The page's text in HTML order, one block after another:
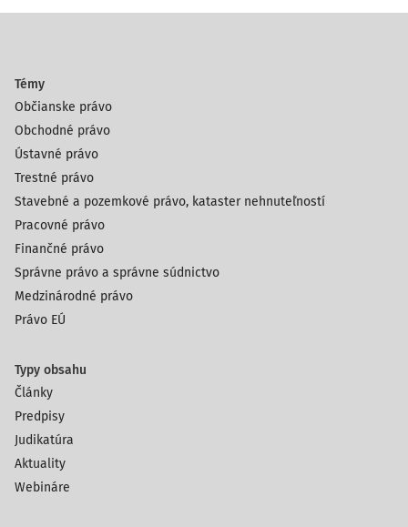
Témy
Občianske právo
Obchodné právo
Ústavné právo
Trestné právo
Stavebné a pozemkové právo, kataster nehnuteľností
Pracovné právo
Finančné právo
Správne právo a správne súdnictvo
Medzinárodné právo
Právo EÚ
Typy obsahu
Články
Predpisy
Judikatúra
Aktuality
Webináre